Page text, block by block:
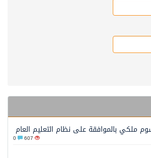
ملكي بالموافقة على نظام التعليم العام
607